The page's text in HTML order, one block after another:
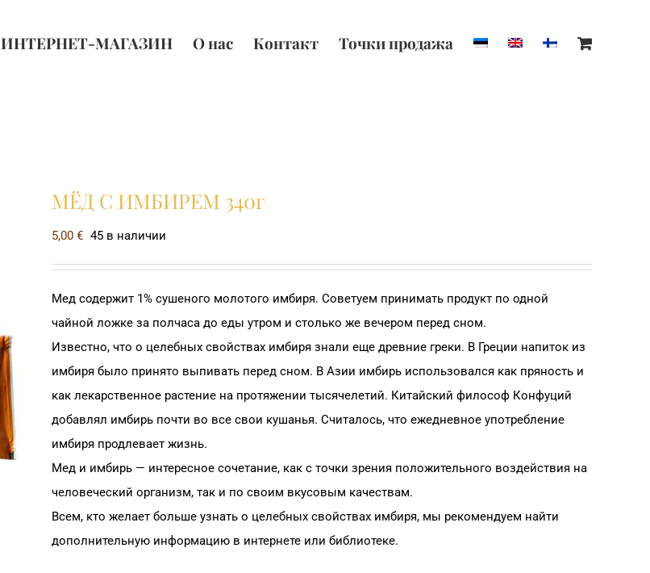
ИНТЕРНЕТ-МАГАЗИН О нас Контакт Точки продажa
МЁД С ИМБИРЕМ 340г
5,00 € 45 в наличии
Мед содержит 1% сушеного молотого имбиря. Советуем принимать продукт по одной
чайной ложке за полчаса до еды утром и столько же вечером перед сном.
Известно, что о целебных свойствах имбиря знали еще древние греки. В Греции напиток из
имбиря было принято выпивать перед сном. В Азии имбирь использовался как пряность и
как лекарственное растение на протяжении тысячелетий. Китайский философ Конфуций
добавлял имбирь почти во все свои кушанья. Считалось, что ежедневное употребление
имбиря продлевает жизнь.
Мед и имбирь — интересное сочетание, как с точки зрения положительного воздействия на
человеческий организм, так и по своим вкусовым качествам.
Всем, кто желает больше узнать о целебных свойствах имбиря, мы рекомендуем найти
дополнительную информацию в интернете или библиотеке.